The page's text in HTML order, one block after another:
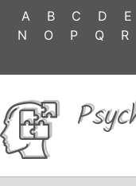
A B C D E
N
O P Q R